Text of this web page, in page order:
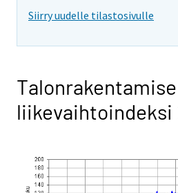
Siirry uudelle tilastosivulle
liikevaihtoindeksi